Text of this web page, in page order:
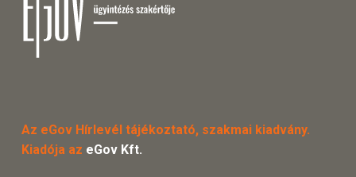
Az eGov Hírlevél tájékoztató, szakmai kiadvány.
Kiadója az eGov Kft.